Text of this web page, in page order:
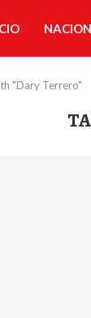
"Dary Terrero"